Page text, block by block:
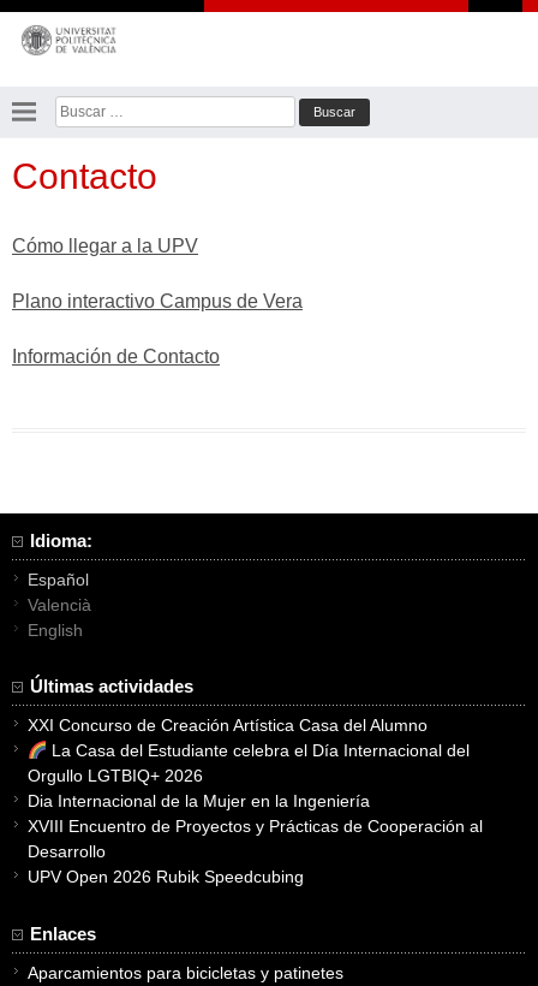
Saltar
contenido
Buscar:
Contacto
Cómo llegar a la UPV
Plano interactivo Campus de Vera
Información de Contacto
Idioma:
Español
Valencià
English
Últimas actividades
XXI Concurso de Creación Artística Casa del Alumno
La Casa del Estudiante celebra el Día Internacional del
Orgullo LGTBIQ+ 2026
Dia Internacional de la Mujer en la Ingeniería
XVIII Encuentro de Proyectos y Prácticas de Cooperación al
Desarrollo
UPV Open 2026 Rubik Speedcubing
Enlaces
Aparcamientos para bicicletas y patinetes